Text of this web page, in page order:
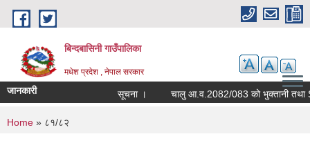
Skip to main content
बिन्दबासिनी गाउँपालिका
मधेश प्रदेश , नेपाल सरकार
जानकारी सूचना ।
You are here
Home » ८१/८२